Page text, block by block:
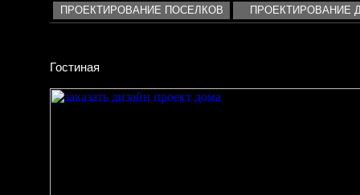
ПРОЕКТИРОВАНИЕ ПОСЕЛКОВ ПРОЕКТИРОВАНИЕ
Гостиная